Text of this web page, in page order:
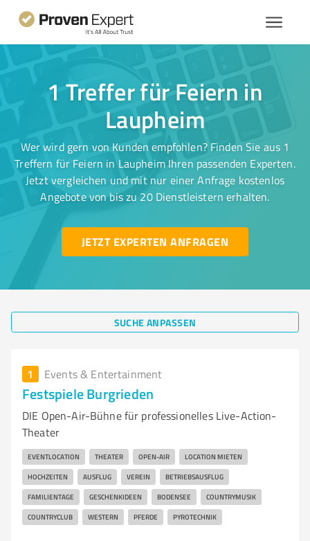
1 Treffer für Feiern in
Laupheim
Wer wird gern von Kunden empfohlen? Finden Sie aus 1
Treffern für Feiern in Laupheim Ihren passenden Experten.
Jetzt vergleichen und mit nur einer Anfrage kostenlos
Angebote von bis zu 20 Dienstleistern erhalten.
JETZT EXPERTEN ANFRAGEN
SUCHE ANPASSEN
1 Events & Entertainment
Festspiele Burgrieden
DIE Open-Air-Bühne für professionelles Live-Action-
Theater
EVENTLOCATION THEATER OPEN-AIR LOCATION MIETEN
HOCHZEITEN AUSFLUG VEREIN BETRIEBSAUSFLUG
FAMILIENTAGE GESCHENKIDEEN BODENSEE COUNTRYMUSIK
COUNTRYCLUB WESTERN PFERDE PYROTECHNIK